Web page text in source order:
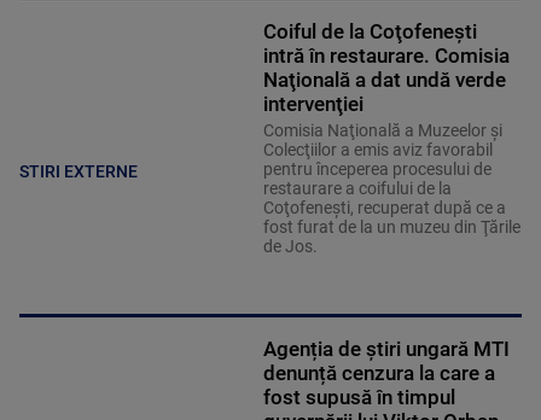
STIRI EXTERNE
Coiful de la Coţofeneşti
intră în restaurare. Comisia
Naţională a dat undă verde
intervenţiei
Comisia Naţională a Muzeelor şi
Colecţiilor a emis aviz favorabil
pentru începerea procesului de
restaurare a coifului de la
Coţofeneşti, recuperat după ce a
fost furat de la un muzeu din Ţările
de Jos.
Agenția de știri ungară MTI
denunță cenzura la care a
fost supusă în timpul